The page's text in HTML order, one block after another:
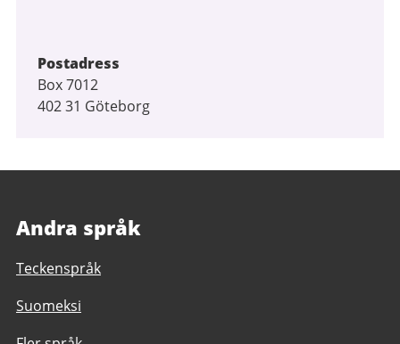
Postadress
Box 7012
402 31 Göteborg
Andra språk
Teckenspråk
Suomeksi